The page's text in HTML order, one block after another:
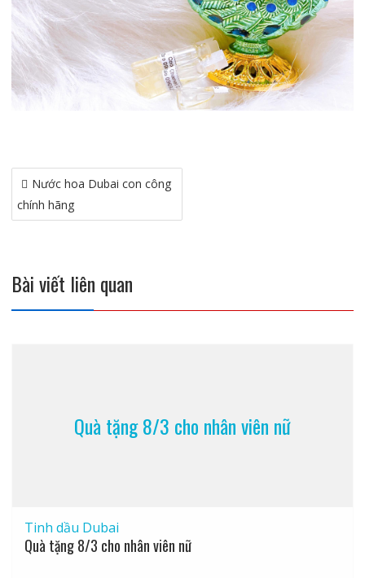
Điều
hướng
bài
Nước hoa Dubai con công
chính hãng
Bài viết liên quan
Quà tặng 8/3 cho nhân viên nữ
Tinh dầu Dubai
Quà tặng 8/3 cho nhân viên nữ